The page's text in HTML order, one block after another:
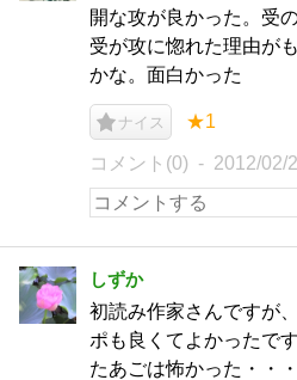
開な攻が良かった。受
受が攻に惚れた理由が
かな。面白かった
ナイス ★1
コメント(0) 2012/02/
しずか
初読み作家さんですが
ポも良くてよかったで
たあごは怖かった・・